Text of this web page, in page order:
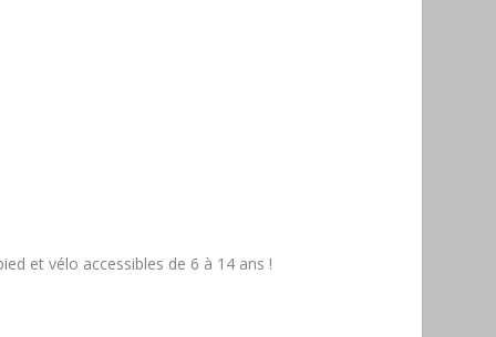
et vélo accessibles de 6 à 14 ans !